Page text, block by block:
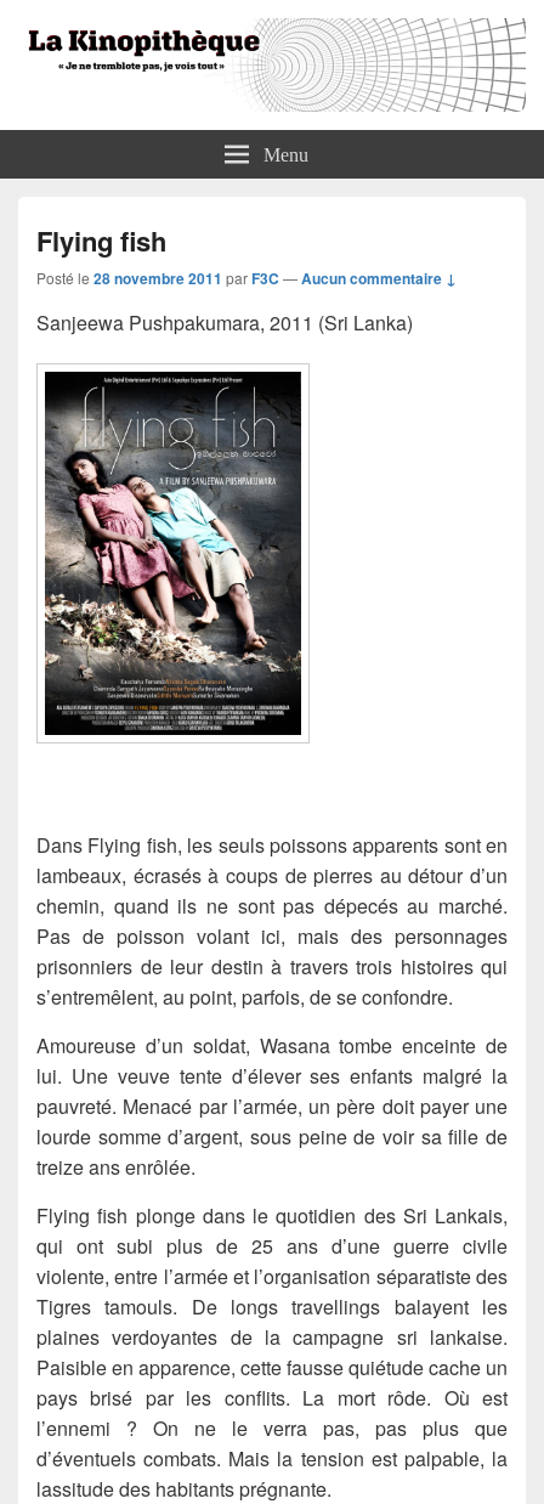
La KinopithèqueMenu
Flying fish
Posté le 28 novembre 2011 parF3C —Aucun commentaire ↓
Sanjeewa Pushpakumara, 2011 (Sri Lanka)
Dans Flying fish, les seuls poissons apparents sont en
lambeaux, écrasés à coups de pierres au détour d’un
chemin, quand ils ne sont pas dépecés au marché.
Pas de poisson volant ici, mais des personnages
prisonniers de leur destin à travers trois histoires qui
s’entremêlent, au point, parfois, de se confondre.
Amoureuse d’un soldat, Wasana tombe enceinte de
lui. Une veuve tente d’élever ses enfants malgré la
pauvreté. Menacé par l’armée, un père doit payer une
lourde somme d’argent, sous peine de voir sa fille de
treize ans enrôlée.
Flying fish plonge dans le quotidien des Sri Lankais,
qui ont subi plus de 25 ans d’une guerre civile
violente, entre l’armée et l’organisation séparatiste des
Tigres tamouls. De longs travellings balayent les
plaines verdoyantes de la campagne sri lankaise.
Paisible en apparence, cette fausse quiétude cache un
pays brisé par les conflits. La mort rôde. Où est
l’ennemi ? On ne le verra pas, pas plus que
d’éventuels combats. Mais la tension est palpable, la
lassitude des habitants prégnante.